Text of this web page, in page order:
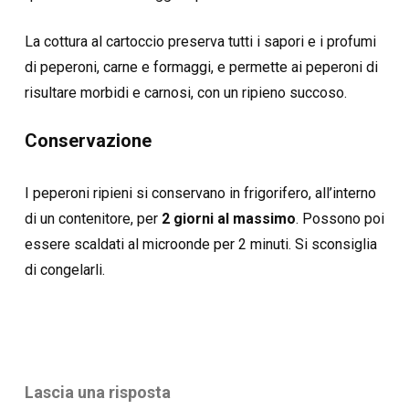
La cottura al cartoccio preserva tutti i sapori e i profumi
di peperoni, carne e formaggi, e permette ai peperoni di
risultare morbidi e carnosi, con un ripieno succoso.
Conservazione
I peperoni ripieni si conservano in frigorifero, all’interno
di un contenitore, per 2 giorni al massimo. Possono poi
essere scaldati al microonde per 2 minuti. Si sconsiglia
di congelarli.
Lascia una risposta